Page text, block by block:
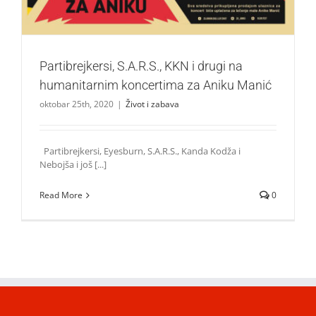
Partibrejkersi, S.A.R.S., KKN i drugi na
humanitarnim koncertima za Aniku Manić
oktobar 25th, 2020 | Život i zabava
Partibrejkersi, Eyesburn, S.A.R.S., Kanda Kodža i
Nebojša i još [...]
Read More 0